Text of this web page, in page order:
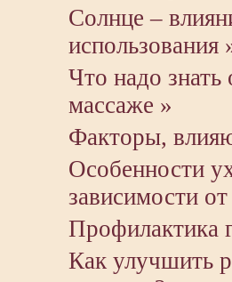
Солнце –
использования
Что надо
массаже »
Факторы,
Особенности
зависимости
Профилактика
Как улучшить